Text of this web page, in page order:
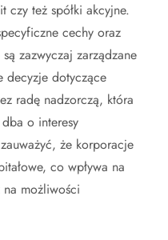
czy też spółki akcyjne.
cechy oraz
zazwyczaj zarządzane
decyzje dotyczące
radę nadzorczą, która
o interesy
że korporacje
co wpływa na
możliwości